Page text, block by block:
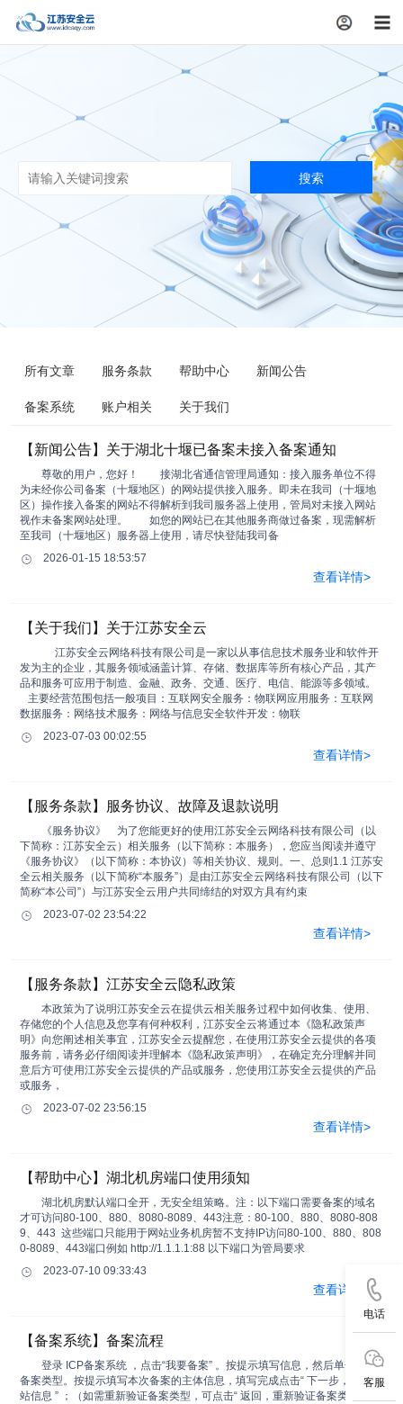
搜索
所有文章 服务条款 帮助中心 新闻公告
备案系统 账户相关 关于我们
【新闻公告】关于湖北十堰已备案未接入备案通知
尊敬的用户，您好！ 接湖北省通信管理局通知：接入服务单位不得
为未经你公司备案（十堰地区）的网站提供接入服务。即未在我司（十堰地
区）操作接入备案的网站不得解析到我司服务器上使用，管局对未接入网站
视作未备案网站处理。 如您的网站已在其他服务商做过备案，现需解析
至我司（十堰地区）服务器上使用，请尽快登陆我司备
2026-01-15 18:53:57
查看详情>
【关于我们】关于江苏安全云
江苏安全云网络科技有限公司是一家以从事信息技术服务业和软件开
发为主的企业，其服务领域涵盖计算、存储、数据库等所有核心产品，其产
品和服务可应用于制造、金融、政务、交通、医疗、电信、能源等多领域。
主要经营范围包括一般项目：互联网安全服务：物联网应用服务：互联网
数据服务：网络技术服务：网络与信息安全软件开发：物联
2023-07-03 00:02:55
查看详情>
【服务条款】服务协议、故障及退款说明
《服务协议》 为了您能更好的使用江苏安全云网络科技有限公司（以
下简称：江苏安全云）相关服务（以下简称：本服务），您应当阅读并遵守
《服务协议》（以下简称：本协议）等相关协议、规则。一、总则1.1 江苏安
全云相关服务（以下简称“本服务”）是由江苏安全云网络科技有限公司（以下
简称“本公司”）与江苏安全云用户共同缔结的对双方具有约束
2023-07-02 23:54:22
查看详情>
【服务条款】江苏安全云隐私政策
本政策为了说明江苏安全云在提供云相关服务过程中如何收集、使用、
存储您的个人信息及您享有何种权利，江苏安全云将通过本《隐私政策声
明》向您阐述相关事宜，江苏安全云提醒您，在使用江苏安全云提供的各项
服务前，请务必仔细阅读并理解本《隐私政策声明》，在确定充分理解并同
意后方可使用江苏安全云提供的产品或服务，您使用江苏安全云提供的产品
或服务，
2023-07-02 23:56:15
查看详情>
【帮助中心】湖北机房端口使用须知
湖北机房默认端口全开，无安全组策略。注：以下端口需要备案的域名
才可访问80-100、880、8080-8089、443注意：80-100、880、8080-808
9、443 这些端口只能用于网站业务机房暂不支持IP访问80-100、880、808
0-8089、443端口例如 http://1.1.1.1:88 以下端口为管局要求
2023-07-10 09:33:43
查看详情>
【备案系统】备案流程
登录 ICP备案系统 ，点击“我要备案” 。按提示填写信息，然后单击 验证
备案类型。按提示填写本次备案的主体信息，填写完成点击“ 下一步，填写网
站信息 ” ；（如需重新验证备案类型，可点击“ 返回，重新验证备案类型 ”）
电话
客服